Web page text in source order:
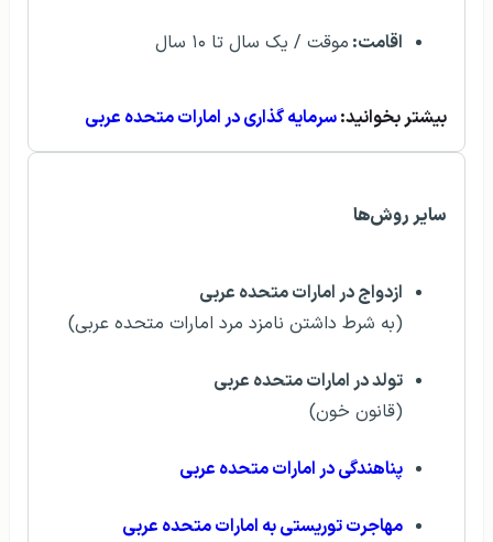
اقامت: موقت / یک سال تا ۱۰ سال
بیشتر بخوانید:سرمایه گذاری در امارات متحده عربی
سایر روش‌ها
ازدواج در امارات متحده عربی
(به شرط داشتن نامزد مرد امارات متحده عربی)
تولد در امارات متحده عربی
(قانون خون)
پناهندگی در امارات متحده عربی
مهاجرت توریستی به امارات متحده عربی